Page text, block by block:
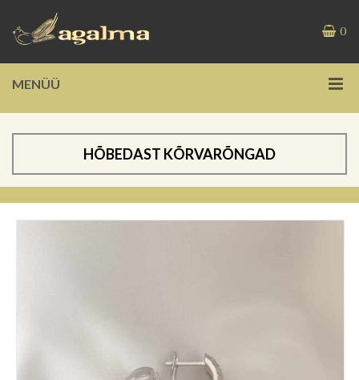
0
MENÜÜ
HÕBEDAST KÕRVARÕNGAD